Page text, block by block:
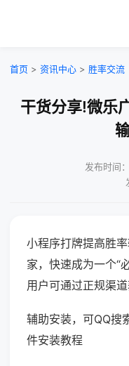
首页 > 资讯中心 > 胜率交流
干货分享!微乐
发布时间
小程序打牌提高胜
家，快速成为一个“
用户可通过正规渠道
辅助安装，可QQ
件安装教程